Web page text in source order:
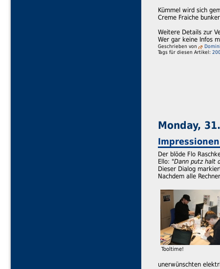
Kümmel wird sich
Creme Fraiche
Weitere Details zur
Wer gar keine Infos
Geschrieben von
Tags für diesen Artikel:
Monday,
Der blöde Flo
Ello: "Dann putz halt
Dieser Dialog
Nachdem alle
Tooltime!
unerwünschten